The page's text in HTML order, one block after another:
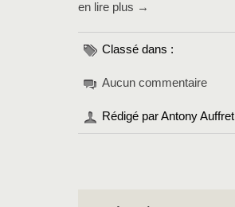
en lire plus →
Classé dans :
Aucun commentaire
Rédigé par Antony Auffret